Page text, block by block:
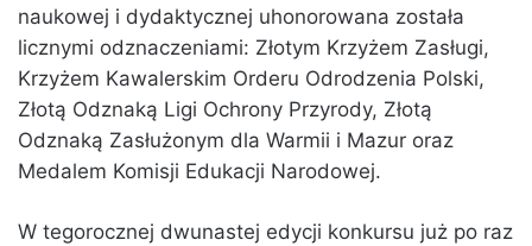
naukowej i dydaktycznej uhonorowana została
licznymi odznaczeniami: Złotym Krzyżem Zasługi,
Krzyżem Kawalerskim Orderu Odrodzenia Polski,
Złotą Odznaką Ligi Ochrony Przyrody, Złotą
Odznaką Zasłużonym dla Warmii i Mazur oraz
Medalem Komisji Edukacji Narodowej.
W tegorocznej dwunastej edycji konkursu już po raz